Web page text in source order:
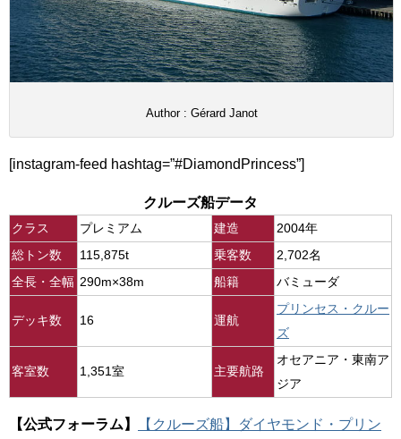
Author : Gérard Janot
[instagram-feed hashtag=”#DiamondPrincess”]
クルーズ船データ
クラス プレミアム 建造
2004年
総トン数
115,875t 乗客数
2,702名
全長・全幅 290m×38m 船籍 バミューダ
デッキ数 16 運航
プリンセス・クルー
ズ
客室数 1,351室 主要航路
オセアニア・東南ア
ジア
【公式フォーラム】
【クルーズ船】ダイヤモンド・プリン